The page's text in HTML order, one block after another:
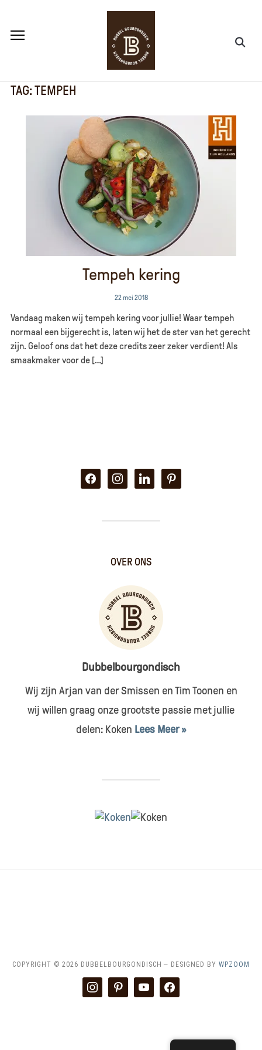
TAG: TEMPEH
Tempeh kering
22 mei 2018
Vandaag maken wij tempeh kering voor jullie! Waar tempeh
normaal een bijgerecht is, laten wij het de ster van het gerecht
zijn. Geloof ons dat het deze credits zeer zeker verdient! Als
smaakmaker voor de […]
facebookinstagramlinkedinpinterest
OVER ONS
Dubbelbourgondisch
Wij zijn Arjan van der Smissen en Tim Toonen en
wij willen graag onze grootste passie met jullie
delen: Koken Lees Meer »
COPYRIGHT © 2026 DUBBELBOURGONDISCH — DESIGNED BY WPZOOM
instagrampinterestyoutube facebook